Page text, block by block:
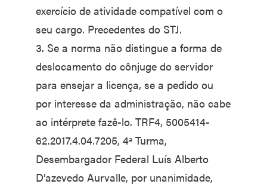
exercício de atividade compatível com o
seu cargo. Precedentes do STJ.
3. Se a norma não distingue a forma de
deslocamento do cônjuge do servidor
para ensejar a licença, se a pedido ou
por interesse da administração, não cabe
ao intérprete fazê-lo. TRF4, 5005414-
62.2017.4.04.7205, 4ª Turma,
Desembargador Federal Luís Alberto
D’azevedo Aurvalle, por unanimidade,